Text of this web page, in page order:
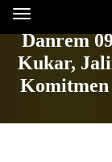
Toggle
navigation
Danrem
Kukar,
Komitmen